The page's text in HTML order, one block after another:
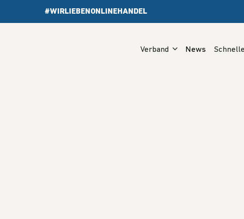
#WIRLIEBENONLINEHANDEL
Verband News